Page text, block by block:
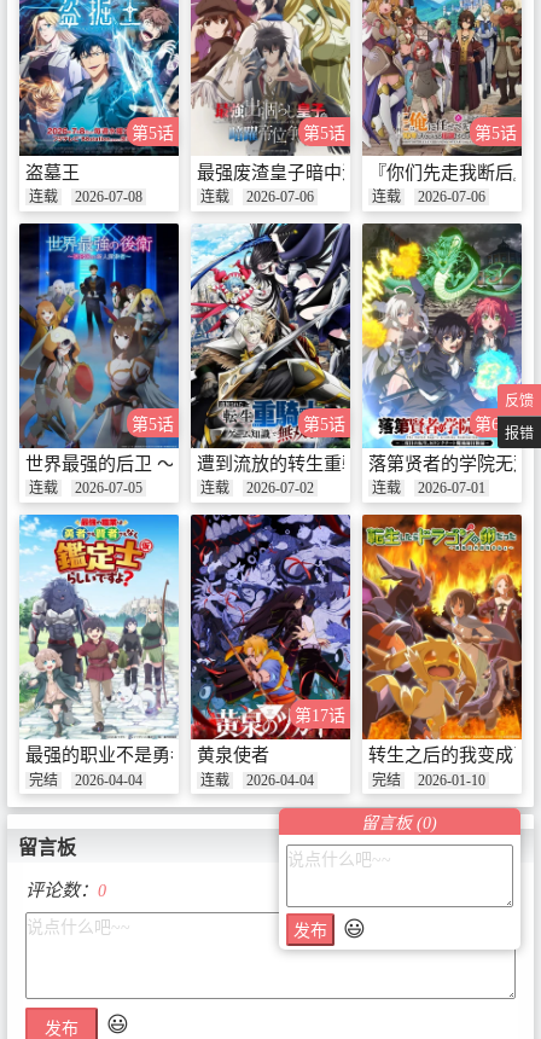
第5话
盗墓王
连载 2026-07-08
第5话
最强废渣皇子暗中活跃于帝位之争
连载 2026-07-06
第5话
『你们先走我断后
连载 2026-07-06
第5话
世界最强的后卫 ～迷宫国的新人探索者～
连载 2026-07-05
第5话
遭到流放的转生重骑士凭借游戏知识大开
连载 2026-07-02
第6话
落第贤者的学院无双
连载 2026-07-01
最强的职业不是勇者也不是贤者好像是鉴定士(伪)的样子?
完结 2026-04-04
第17话
黄泉使者
连载 2026-04-04
转生之后的我变成了
完结 2026-01-10
留言板
评论数： 0
发布 😃
留言板 (0)
发布 😃
反馈
报错